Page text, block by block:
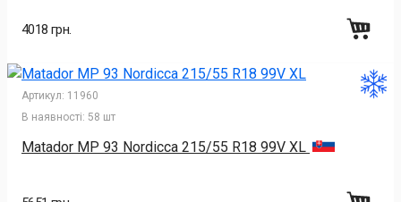
4018 грн.
Артикул: 11960
В наявності: 58 шт
Matador MP 93 Nordicca 215/55 R18 99V XL